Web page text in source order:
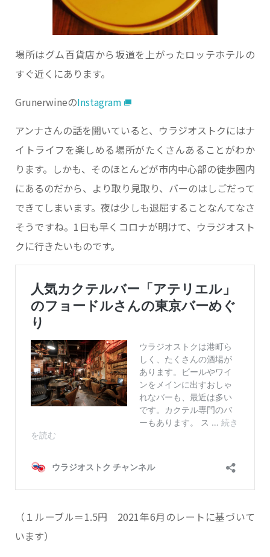
場所はグム百貨店から坂道を上がったロッテホテルの
すぐ近くにあります。
GrunerwineのInstagram
アンナさんの話を聞いていると、ウラジオストクにはナ
イトライフを楽しめる場所がたくさんあることがわか
ります。しかも、そのほとんどが市内中心部の徒歩圏内
にあるのだから、より取り見取り、バーのはしごだって
できてしまいます。夜は少しも退屈することなんてなさ
そうですね。1日も早くコロナが明けて、ウラジオスト
クに行きたいものです。
（１ルーブル＝1.5円 2021年6月のレートに基づいて
います）